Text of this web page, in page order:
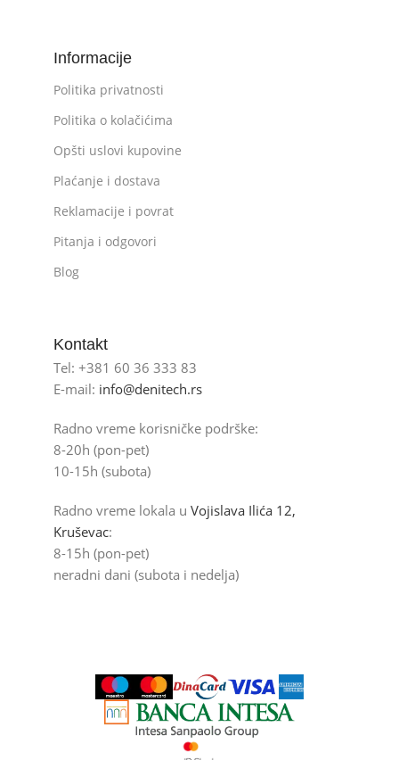
Informacije
Politika privatnosti
Politika o kolačićima
Opšti uslovi kupovine
Plaćanje i dostava
Reklamacije i povrat
Pitanja i odgovori
Blog
Kontakt
Tel: +381 60 36 333 83
E-mail: info@denitech.rs
Radno vreme korisničke podrške:
8-20h (pon-pet)
10-15h (subota)
Radno vreme lokala u Vojislava Ilića 12,
Kruševac:
8-15h (pon-pet)
neradni dani (subota i nedelja)